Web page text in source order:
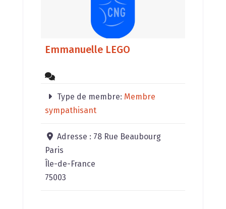
Emmanuelle LEGO
Type de membre: Membre
sympathisant
Adresse : 78 Rue Beaubourg
Paris
Île-de-France
75003